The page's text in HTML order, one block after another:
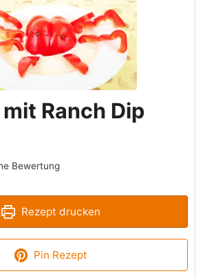
Ranch Dip
Bewertung
Rezept drucken
Pin Rezept